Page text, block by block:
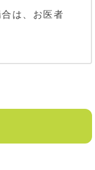
は、お医者